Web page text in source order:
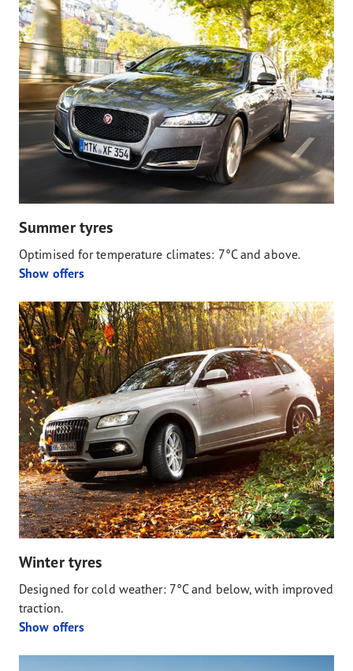
Summer tyres
Optimised for temperature climates: 7°C and above.
Show offers
Winter tyres
Designed for cold weather: 7°C and below, with improved
traction.
Show offers